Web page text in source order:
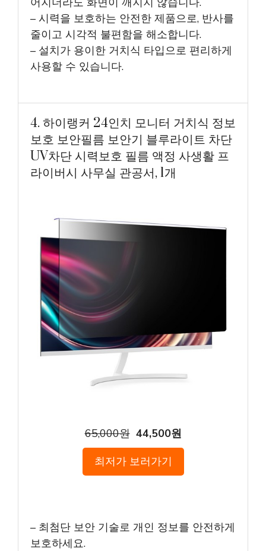
– 시력을 보호하는 안전한 제품으로, 반사를
줄이고 시각적 불편함을 해소합니다.
– 설치가 용이한 거치식 타입으로 편리하게
사용할 수 있습니다.
4. 하이랭커 24인치 모니터 거치식 정보
보호 보안필름 보안기 블루라이트 차단
UV차단 시력보호 필름 액정 사생활 프
라이버시 사무실 관공서, 1개
65,000원 44,500원
최저가 보러가기
– 최첨단 보안 기술로 개인 정보를 안전하게
보호하세요.